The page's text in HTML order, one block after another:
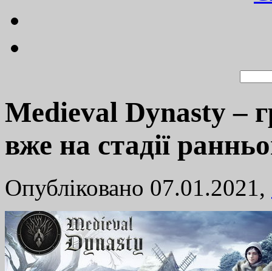
Medieval Dynasty –
вже на стадії
Опубліковано 07.01.2021,